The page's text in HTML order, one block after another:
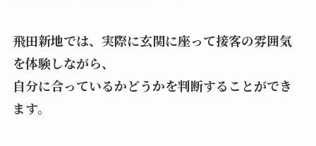
飛田新地では、実際に玄関に座って接客の雰囲気
を体験しながら、
自分に合っているかどうかを判断することができ
ます。